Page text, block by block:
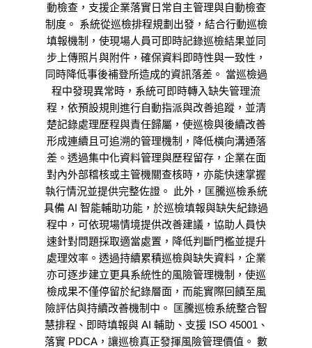
動檢查，支援企業落實日常自主管理與自動檢查
制度。 系統從巡檢排程規劃出發，結合行動巡檢
填報機制，使現場人員可即時記錄巡檢結果並同
步上傳照片與附件，確保資料即時性與一致性，
同時降低事後補登所造成的資訊落差。 當巡檢過
程中發現異常時，系統可即時轉入缺失管理流
程，依預設規則進行自動指派與改善追蹤，並清
楚記錄處理歷程與責任歸屬，使巡檢與後續改善
形成連續且可追溯的管理機制，降低橫向溝通落
差。透過集中化資料管理與歷程留存，企業在面
對內外部稽核或主管機關查核時，亦能快速掌握
執行情況並提供完整佐證。 此外，匡騰巡檢系統
具備 AI 智能輔助功能，於巡檢填報與缺失紀錄過
程中，可依現場情境提供改善建議，協助人員快
速針對問題採取適當處置，降低判斷門檻並提升
處理效率。透過持續累積巡檢與缺失資料，企業
亦可逐步建立更具系統性的風險管理機制，使巡
檢成果不僅停留於紀錄層面，而能實際回饋至風
險評估與持續改善機制中。 匡騰巡檢系統整合智
慧排程、即時填報與 AI 輔助、支援 ISO 45001、
落實 PDCA，讓巡檢真正發揮風險管理價值。 數